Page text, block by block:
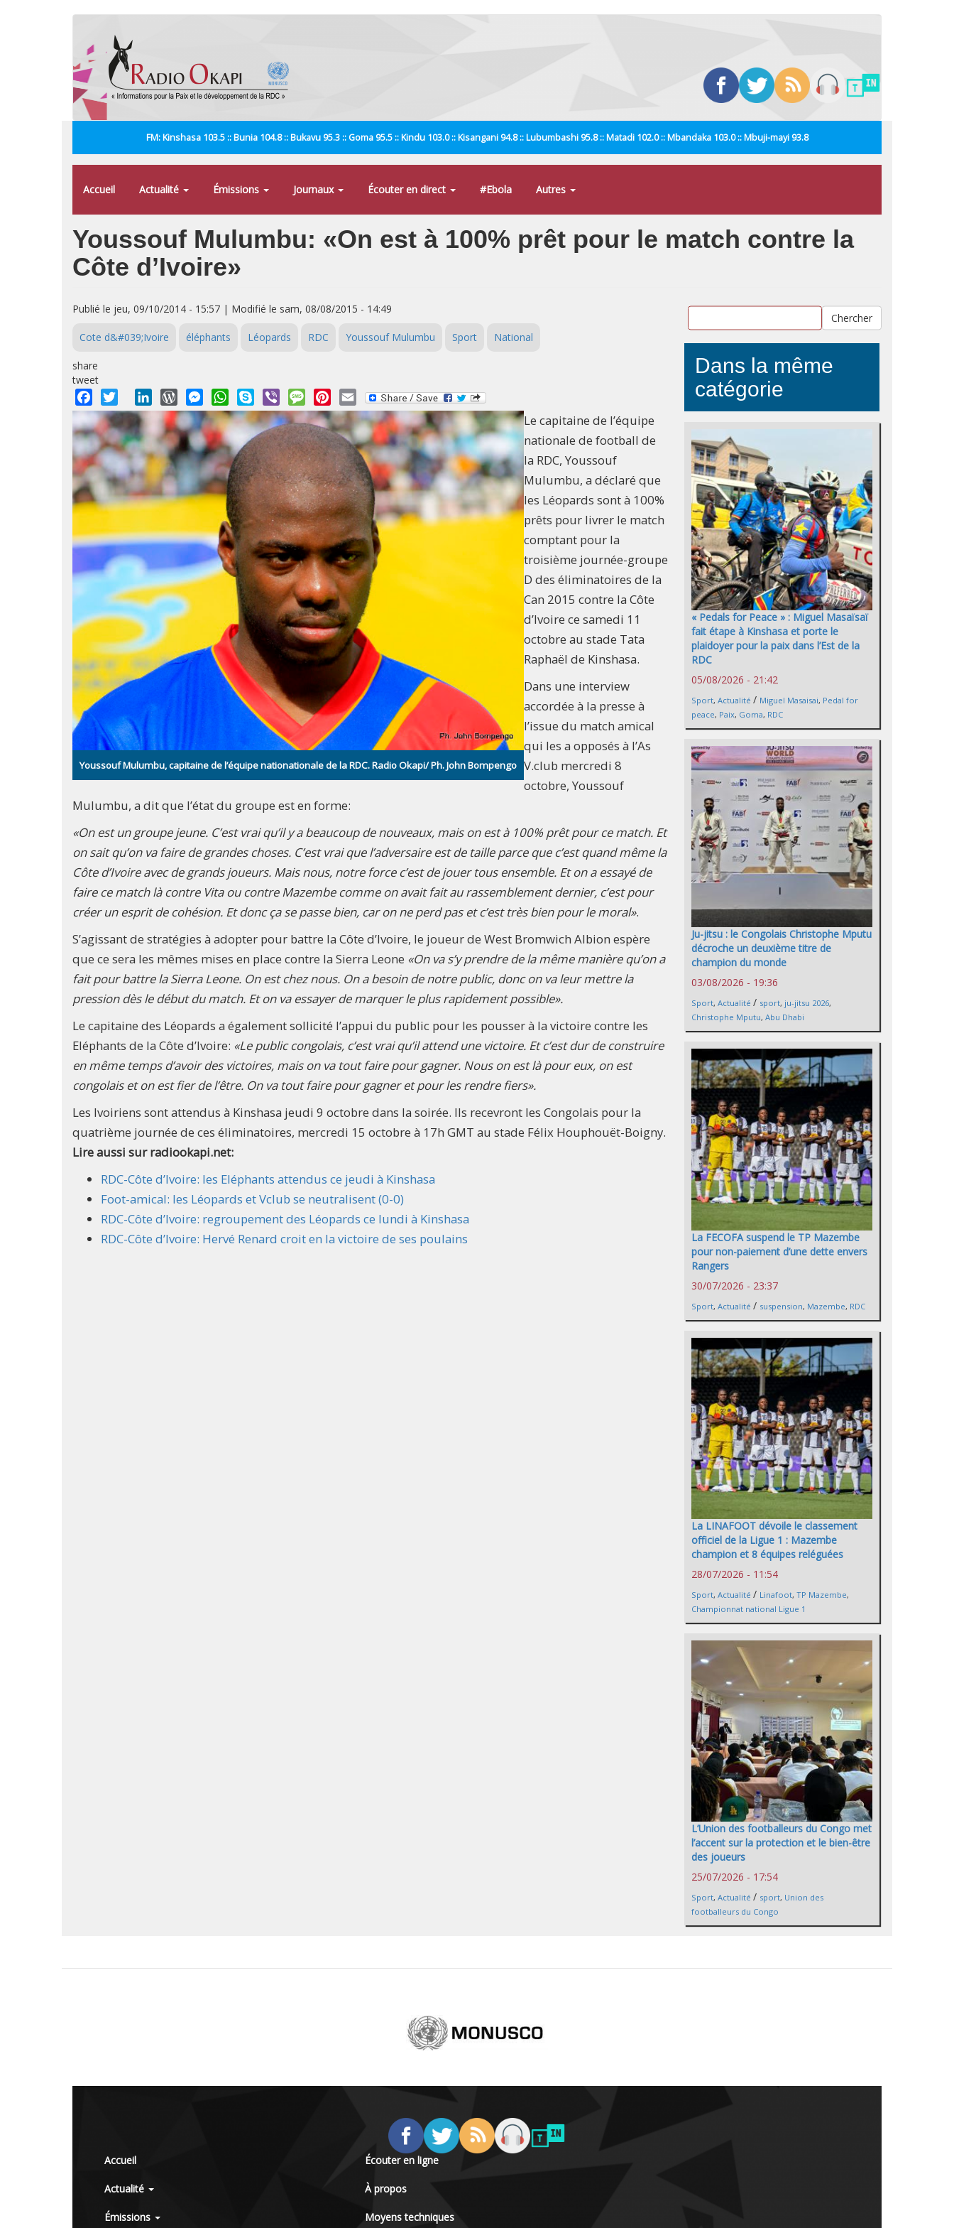
FM: Kinshasa 103.5 :: Bunia 104.8 :: Bukavu 95.3 :: Goma 95.5 :: Kindu 103.0 :: Kisangani 94.8 :: Lubumbashi 95.8 :: Matadi 102.0 :: Mbandaka 103.0 :: Mbuji-mayi 93.8
Accueil Actualité Émissions Journaux Écouter en direct #Ebola Autres
Youssouf Mulumbu: «On est à 100% prêt pour le match contre la
Côte d’Ivoire»
Publié le jeu, 09/10/2014 - 15:57 | Modifié le sam, 08/08/2015 - 14:49
Cote d&#039;Ivoire éléphants Léopards RDC Youssouf Mulumbu Sport National
share
tweet
Facebook
Twitter LinkedInWordPressMessengerWhatsApp
Skype Viber MessagePinterest
Email
Youssouf Mulumbu, capitaine de l’équipe nationationale de la RDC. Radio Okapi/ Ph. John Bompengo
Le capitaine de l’équipe
nationale de football de
la RDC, Youssouf
Mulumbu, a déclaré que
les Léopards sont à 100%
prêts pour livrer le match
comptant pour la
troisième journée-groupe
D des éliminatoires de la
Can 2015 contre la Côte
d’Ivoire ce samedi 11
octobre au stade Tata
Raphaël de Kinshasa.
Dans une interview
accordée à la presse à
l’issue du match amical
qui les a opposés à l’As
V.club mercredi 8
octobre, Youssouf
Mulumbu, a dit que l’état du groupe est en forme:
«On est un groupe jeune. C’est vrai qu’il y a beaucoup de nouveaux, mais on est à 100% prêt pour ce match. Et
on sait qu’on va faire de grandes choses. C’est vrai que l’adversaire est de taille parce que c’est quand même la
Côte d’Ivoire avec de grands joueurs. Mais nous, notre force c’est de jouer tous ensemble. Et on a essayé de
faire ce match là contre Vita ou contre Mazembe comme on avait fait au rassemblement dernier, c’est pour
créer un esprit de cohésion. Et donc ça se passe bien, car on ne perd pas et c’est très bien pour le moral».
S’agissant de stratégies à adopter pour battre la Côte d’Ivoire, le joueur de West Bromwich Albion espère
que ce sera les mêmes mises en place contre la Sierra Leone «On va s’y prendre de la même manière qu’on a
fait pour battre la Sierra Leone. On est chez nous. On a besoin de notre public, donc on va leur mettre la
pression dès le début du match. Et on va essayer de marquer le plus rapidement possible».
Le capitaine des Léopards a également sollicité l’appui du public pour les pousser à la victoire contre les
Eléphants de la Côte d’Ivoire: «Le public congolais, c’est vrai qu’il attend une victoire. Et c’est dur de construire
en même temps d’avoir des victoires, mais on va tout faire pour gagner. Nous on est là pour eux, on est
congolais et on est fier de l’être. On va tout faire pour gagner et pour les rendre fiers».
Les Ivoiriens sont attendus à Kinshasa jeudi 9 octobre dans la soirée. Ils recevront les Congolais pour la
quatrième journée de ces éliminatoires, mercredi 15 octobre à 17h GMT au stade Félix Houphouët-Boigny.
Lire aussi sur radiookapi.net:
RDC-Côte d’Ivoire: les Eléphants attendus ce jeudi à Kinshasa
Foot-amical: les Léopards et Vclub se neutralisent (0-0)
RDC-Côte d’Ivoire: regroupement des Léopards ce lundi à Kinshasa
RDC-Côte d’Ivoire: Hervé Renard croit en la victoire de ses poulains
Chercher
Dans la même
catégorie
« Pedals for Peace » : Miguel Masaïsaï
fait étape à Kinshasa et porte le
plaidoyer pour la paix dans l’Est de la
RDC
05/08/2026 - 21:42
Sport, Actualité / Miguel Masaisai, Pedal for
peace, Paix, Goma, RDC
Ju-jitsu : le Congolais Christophe Mputu
décroche un deuxième titre de
champion du monde
03/08/2026 - 19:36
Sport, Actualité / sport, ju-jitsu 2026,
Christophe Mputu, Abu Dhabi
La FECOFA suspend le TP Mazembe
pour non-paiement d’une dette envers
Rangers
30/07/2026 - 23:37
Sport, Actualité / suspension, Mazembe, RDC
La LINAFOOT dévoile le classement
officiel de la Ligue 1 : Mazembe
champion et 8 équipes reléguées
28/07/2026 - 11:54
Sport, Actualité / Linafoot, TP Mazembe,
Championnat national Ligue 1
L’Union des footballeurs du Congo met
l’accent sur la protection et le bien-être
des joueurs
25/07/2026 - 17:54
Sport, Actualité / sport, Union des
footballeurs du Congo
Accueil
Actualité
Émissions
Écouter en ligne
À propos
Moyens techniques